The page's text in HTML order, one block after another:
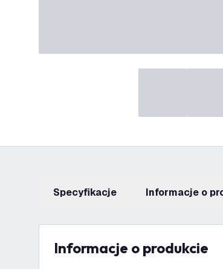
Specyfikacje informacje o
informacje o produkcie